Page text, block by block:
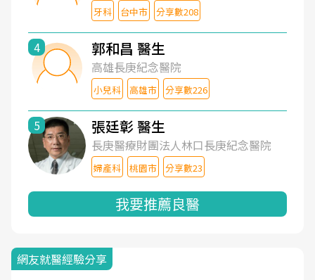
牙科 台中市 分享數208
4 郭和昌 醫生
高雄長庚紀念醫院
小兒科 高雄市 分享數226
5 張廷彰 醫生
長庚醫療財團法人林口長庚紀念醫院
婦產科 桃園市 分享數23
我要推薦良醫
網友就醫經驗分享